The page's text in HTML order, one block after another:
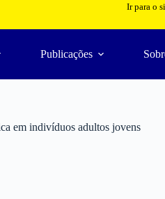
Ir para o
Publicações
em indivíduos adultos jovens